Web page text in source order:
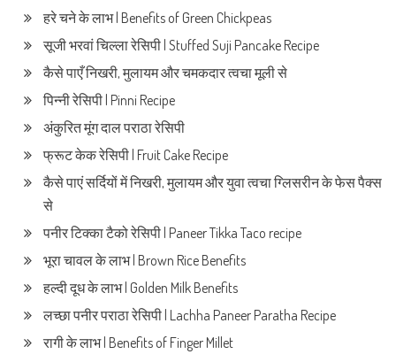
हरे चने के लाभ | Benefits of Green Chickpeas
सूजी भरवां चिल्ला रेसिपी | Stuffed Suji Pancake Recipe
कैसे पाएँ निखरी, मुलायम और चमकदार त्वचा मूली से
पिन्नी रेसिपी | Pinni Recipe
अंकुरित मूंग दाल पराठा रेसिपी
फ्रूट केक रेसिपी | Fruit Cake Recipe
कैसे पाएं सर्दियों में निखरी, मुलायम और युवा त्वचा ग्लिसरीन के फेस पैक्स
से
पनीर टिक्का टैको रेसिपी | Paneer Tikka Taco recipe
भूरा चावल के लाभ | Brown Rice Benefits
हल्दी दूध के लाभ | Golden Milk Benefits
लच्छा पनीर पराठा रेसिपी | Lachha Paneer Paratha Recipe
रागी के लाभ | Benefits of Finger Millet